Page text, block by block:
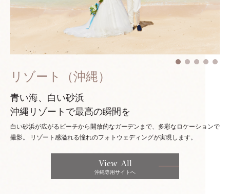
リゾート（沖縄）
青い海、白い砂浜
沖縄リゾートで最高の瞬間を
白い砂浜が広がるビーチから開放的なガーデンまで、多彩なロケーションで
撮影。
リゾート感溢れる憧れのフォトウェディングが実現します。
View All
沖縄専用サイトへ